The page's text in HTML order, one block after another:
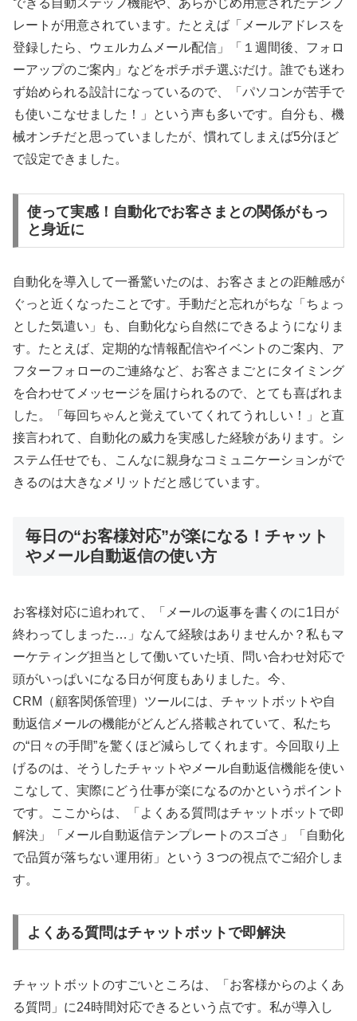
できる自動ステップ機能や、あらかじめ用意されたテンプ
レートが用意されています。たとえば「メールアドレスを
登録したら、ウェルカムメール配信」「１週間後、フォロ
ーアップのご案内」などをポチポチ選ぶだけ。誰でも迷わ
ず始められる設計になっているので、「パソコンが苦手で
も使いこなせました！」という声も多いです。自分も、機
械オンチだと思っていましたが、慣れてしまえば5分ほど
で設定できました。
使って実感！自動化でお客さまとの関係がもっ
と身近に
自動化を導入して一番驚いたのは、お客さまとの距離感が
ぐっと近くなったことです。手動だと忘れがちな「ちょっ
とした気遣い」も、自動化なら自然にできるようになりま
す。たとえば、定期的な情報配信やイベントのご案内、ア
フターフォローのご連絡など、お客さまごとにタイミング
を合わせてメッセージを届けられるので、とても喜ばれま
した。「毎回ちゃんと覚えていてくれてうれしい！」と直
接言われて、自動化の威力を実感した経験があります。シ
ステム任せでも、こんなに親身なコミュニケーションがで
きるのは大きなメリットだと感じています。
毎日の“お客様対応”が楽になる！チャット
やメール自動返信の使い方
お客様対応に追われて、「メールの返事を書くのに1日が
終わってしまった…」なんて経験はありませんか？私もマ
ーケティング担当として働いていた頃、問い合わせ対応で
頭がいっぱいになる日が何度もありました。今、
CRM（顧客関係管理）ツールには、チャットボットや自
動返信メールの機能がどんどん搭載されていて、私たち
の“日々の手間”を驚くほど減らしてくれます。今回取り上
げるのは、そうしたチャットやメール自動返信機能を使い
こなして、実際にどう仕事が楽になるのかというポイント
です。ここからは、「よくある質問はチャットボットで即
解決」「メール自動返信テンプレートのスゴさ」「自動化
で品質が落ちない運用術」という３つの視点でご紹介しま
す。
よくある質問はチャットボットで即解決
チャットボットのすごいところは、「お客様からのよくあ
る質問」に24時間対応できるという点です。私が導入し